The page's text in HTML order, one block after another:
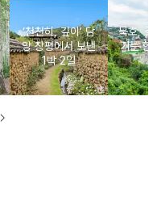
‘천천히, 깊이’ 담
양 창평에서 보낸
1박 2일
묵호, 걸
기는 항
여